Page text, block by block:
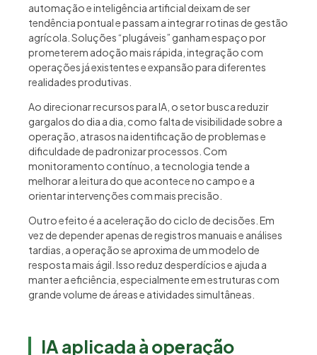
automação e inteligência artificial deixam de ser
tendência pontual e passam a integrar rotinas de gestão
agrícola. Soluções “plugáveis” ganham espaço por
prometerem adoção mais rápida, integração com
operações já existentes e expansão para diferentes
realidades produtivas.
Ao direcionar recursos para IA, o setor busca reduzir
gargalos do dia a dia, como falta de visibilidade sobre a
operação, atrasos na identificação de problemas e
dificuldade de padronizar processos. Com
monitoramento contínuo, a tecnologia tende a
melhorar a leitura do que acontece no campo e a
orientar intervenções com mais precisão.
Outro efeito é a aceleração do ciclo de decisões. Em
vez de depender apenas de registros manuais e análises
tardias, a operação se aproxima de um modelo de
resposta mais ágil. Isso reduz desperdícios e ajuda a
manter a eficiência, especialmente em estruturas com
grande volume de áreas e atividades simultâneas.
IA aplicada à operação